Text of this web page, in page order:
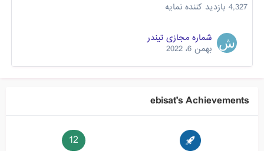
4,327 بازدید کننده نمایه
شماره مجازی تیندر
بهمن 6، 2022
ebisat's Achievements
12